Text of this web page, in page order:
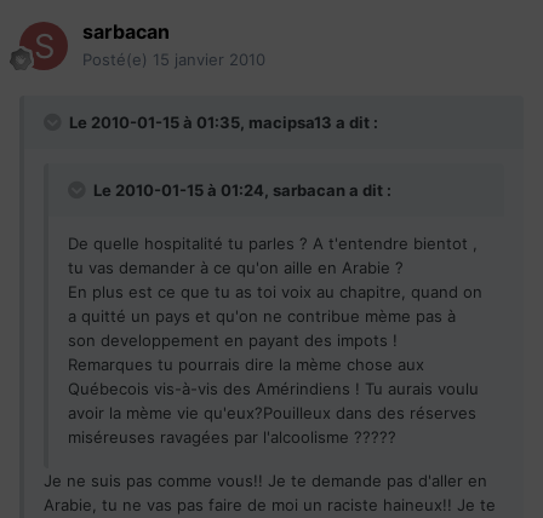
sarbacan
Posté(e) 15 janvier 2010
Le 2010-01-15 à 01:35, macipsa13 a dit :
Le 2010-01-15 à 01:24, sarbacan a dit :
De quelle hospitalité tu parles ? A t'entendre bientot ,
tu vas demander à ce qu'on aille en Arabie ?
En plus est ce que tu as toi voix au chapitre, quand on
a quitté un pays et qu'on ne contribue mème pas à
son developpement en payant des impots !
Remarques tu pourrais dire la mème chose aux
Québecois vis-à-vis des Amérindiens ! Tu aurais voulu
avoir la mème vie qu'eux?Pouilleux dans des réserves
miséreuses ravagées par l'alcoolisme ?????
Je ne suis pas comme vous!! Je te demande pas d'aller en
Arabie, tu ne vas pas faire de moi un raciste haineux!! Je te